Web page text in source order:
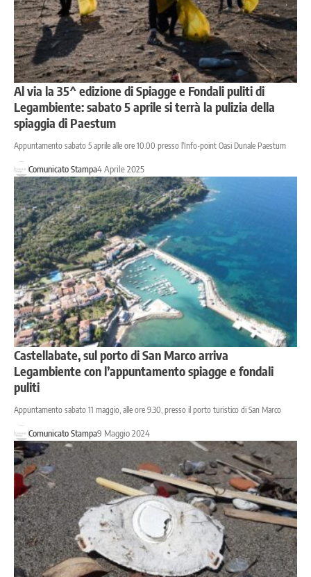
Al via la 35^ edizione di Spiagge e Fondali puliti di
Legambiente: sabato 5 aprile si terrà la pulizia della
spiaggia di Paestum
Appuntamento sabato 5 aprile alle ore 10.00 presso l'Info-point Oasi Dunale Paestum
Comunicato Stampa4 Aprile 2025
Castellabate, sul porto di San Marco arriva
Legambiente con l’appuntamento spiagge e fondali
puliti
Appuntamento sabato 11 maggio, alle ore 9.30, presso il porto turistico di San Marco
Comunicato Stampa9 Maggio 2024